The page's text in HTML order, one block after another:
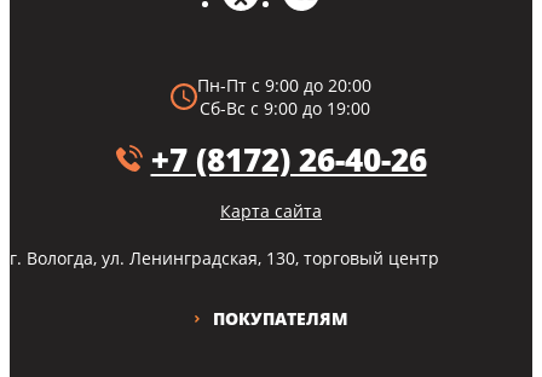
ПОКУПАТЕЛЯМ
Пн-Пт с 9:00 до 20:00
Сб-Вс с 9:00 до 19:00
+7 (8172) 26-40-26
Карта сайта
г. Вологда, ул. Ленинградская, 130, торговый центр